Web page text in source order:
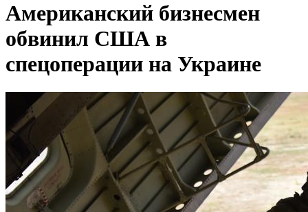
Американский бизнесмен
обвинил США в
спецоперации на Украине